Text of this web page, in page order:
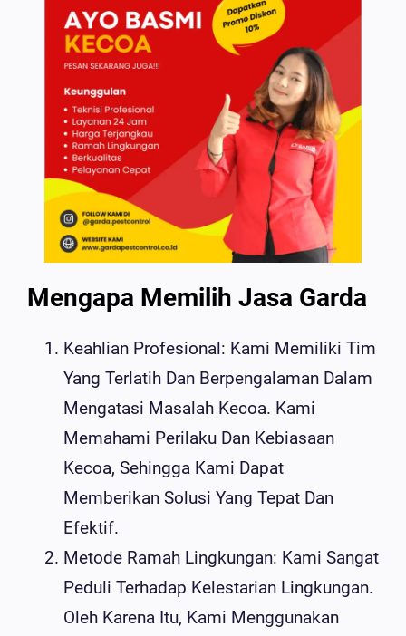
Mengapa Memilih Jasa Garda
Keahlian Profesional: Kami Memiliki Tim
Yang Terlatih Dan Berpengalaman Dalam
Mengatasi Masalah Kecoa. Kami
Memahami Perilaku Dan Kebiasaan
Kecoa, Sehingga Kami Dapat
Memberikan Solusi Yang Tepat Dan
Efektif.
Metode Ramah Lingkungan: Kami Sangat
Peduli Terhadap Kelestarian Lingkungan.
Oleh Karena Itu, Kami Menggunakan